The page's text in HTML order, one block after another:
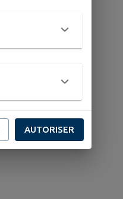
AUTORISER